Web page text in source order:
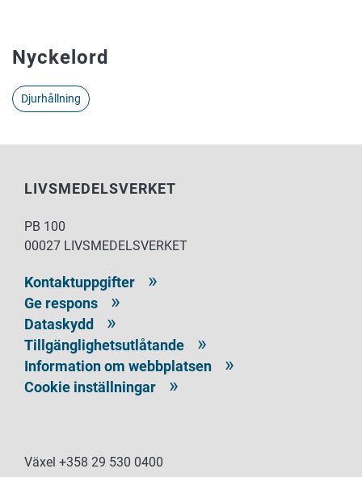
Nyckelord
Djurhållning
LIVSMEDELSVERKET
PB 100
00027 LIVSMEDELSVERKET
Kontaktuppgifter
Ge respons
Dataskydd
Tillgänglighetsutlåtande
Information om webbplatsen
Cookie inställningar
Växel +358 29 530 0400